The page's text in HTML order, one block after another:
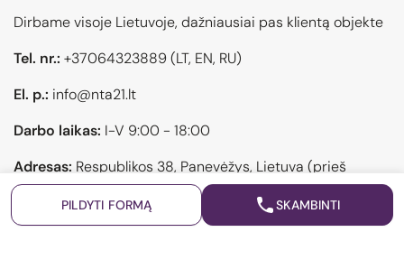
PILDYTI FORMĄ SKAMBINTI
Dirbame visoje Lietuvoje, dažniausiai pas klientą objekte
Tel. nr.: +37064323889(LT, EN, RU)
El. p.: info@nta21.lt
Darbo laikas: I-V 9:00 - 18:00
Adresas: Respublikos 38, Panevėžys, Lietuva (prieš
atvykstant pasiskambinti)